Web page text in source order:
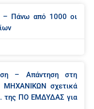
– Πάνω από 1000 οι
– Απάντηση στη
σχετικά
της ΠΟ ΕΜΔΥΔΑΣ για